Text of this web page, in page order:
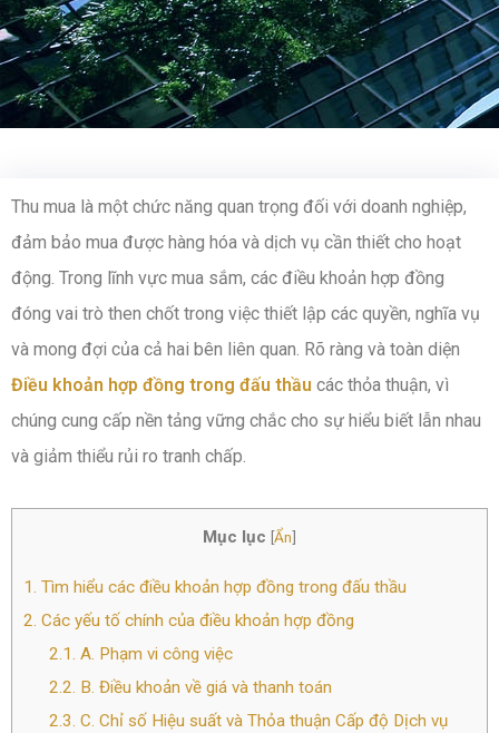
Thu mua là một chức năng quan trọng đối với doanh nghiệp,
đảm bảo mua được hàng hóa và dịch vụ cần thiết cho hoạt
động. Trong lĩnh vực mua sắm, các điều khoản hợp đồng
đóng vai trò then chốt trong việc thiết lập các quyền, nghĩa vụ
và mong đợi của cả hai bên liên quan. Rõ ràng và toàn diện
Điều khoản hợp đồng trong đấu thầu các thỏa thuận, vì
chúng cung cấp nền tảng vững chắc cho sự hiểu biết lẫn nhau
và giảm thiểu rủi ro tranh chấp.
Mục lục [Ẩn]
1. Tìm hiểu các điều khoản hợp đồng trong đấu thầu
2. Các yếu tố chính của điều khoản hợp đồng
2.1. A. Phạm vi công việc
2.2. B. Điều khoản về giá và thanh toán
2.3. C. Chỉ số Hiệu suất và Thỏa thuận Cấp độ Dịch vụ